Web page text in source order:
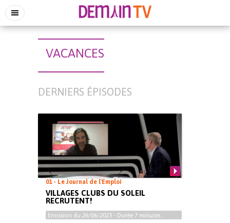
VACANCES
DERNIERS ÉPISODES
01 - Le Journal de l'Emploi
VILLAGES CLUBS DU SOLEIL
RECRUTENT!
Emission du 26/06/2023 - Durée 7 minutes